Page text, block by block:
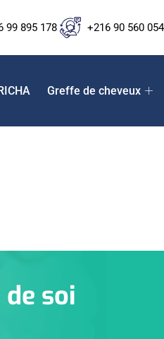
99 895 178 +216 90 560 054
Greffe de cheveux
soi